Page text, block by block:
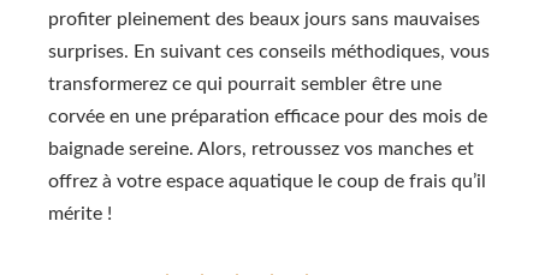
profiter pleinement des beaux jours sans mauvaises
surprises. En suivant ces conseils méthodiques, vous
transformerez ce qui pourrait sembler être une
corvée en une préparation efficace pour des mois de
baignade sereine. Alors, retroussez vos manches et
offrez à votre espace aquatique le coup de frais qu’il
mérite !